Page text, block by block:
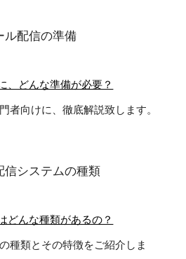
ル配信の準備
、どんな準備が必要？
者向けに、徹底解説致します。
信システムの種類
どんな種類があるの？
種類とその特徴をご紹介しま